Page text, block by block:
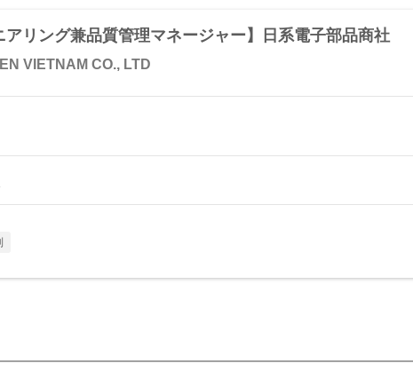
アリング兼品質管理マネージャー】日系電子部品商社
VIETNAM CO., LTD